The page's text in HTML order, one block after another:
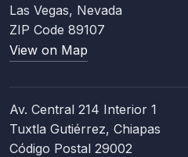
Las Vegas, Nevada
ZIP Code 89107
View on Map
Av. Central 214 Interior 1
Tuxtla Gutiérrez, Chiapas
Código Postal 29002